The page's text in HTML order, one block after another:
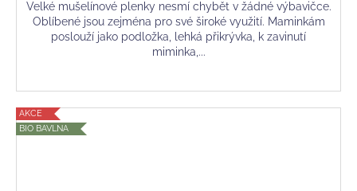
Velké mušelínové plenky nesmí chybět v žádné výbavičce.
Oblíbené jsou zejména pro své široké využití. Maminkám
poslouží jako podložka, lehká přikrývka, k zavinutí
miminka,...
AKCE
BIO BAVLNA